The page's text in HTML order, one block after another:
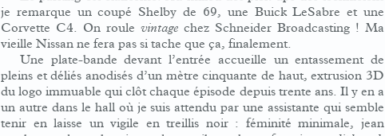
je remarque un coupé Shelby de 69, une Buick LeSabre et une
Corvette C4. On roule vintage chez Schneider Broadcasting ! Ma
vieille Nissan ne fera pas si tache que ça, finalement.
Une plate-bande devant l’entrée accueille un entassement de
pleins et déliés anodisés d’un mètre cinquante de haut, extrusion 3D
du logo immuable qui clôt chaque épisode depuis trente ans. Il y en a
un autre dans le hall où je suis attendu par une assistante qui semble
tenir en laisse un vigile en treillis noir : féminité minimale, jean